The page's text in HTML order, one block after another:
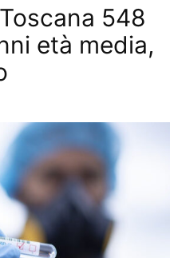
548
età media,